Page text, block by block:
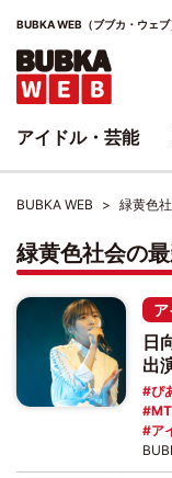
BUBKA WEB（ブブカ・ウェ
BUBKA WEB 緑黄色
緑黄色社会の
日
出
ぴ
ア
アイドル・芸能